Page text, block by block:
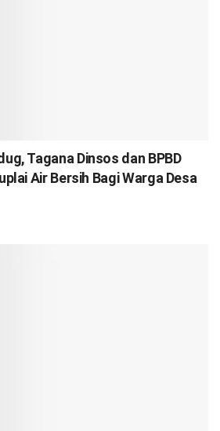
Tagana Dinsos dan BPBD
Air Bersih Bagi Warga Desa